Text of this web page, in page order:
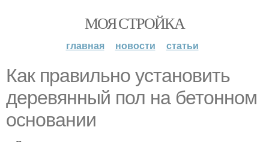
МОЯ СТРОЙКА
главная новости статьи
Как правильно установить
деревянный пол на бетонном
основании